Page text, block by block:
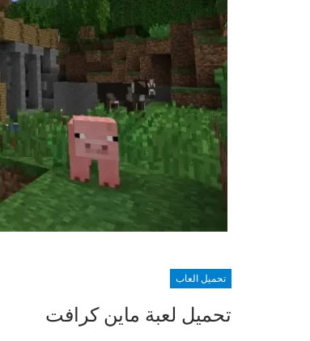
تحميل العاب
تحميل لعبة ماين كرافت